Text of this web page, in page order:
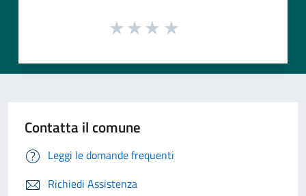
Contatta il comune
Leggi le domande frequenti
Richiedi Assistenza